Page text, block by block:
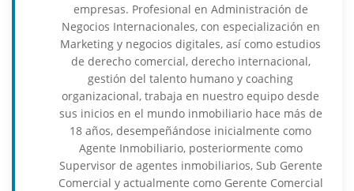
empresas. Profesional en Administración de
Negocios Internacionales, con especialización en
Marketing y negocios digitales, así como estudios
de derecho comercial, derecho internacional,
gestión del talento humano y coaching
organizacional, trabaja en nuestro equipo desde
sus inicios en el mundo inmobiliario hace más de
18 años, desempeñándose inicialmente como
Agente Inmobiliario, posteriormente como
Supervisor de agentes inmobiliarios, Sub Gerente
Comercial y actualmente como Gerente Comercial